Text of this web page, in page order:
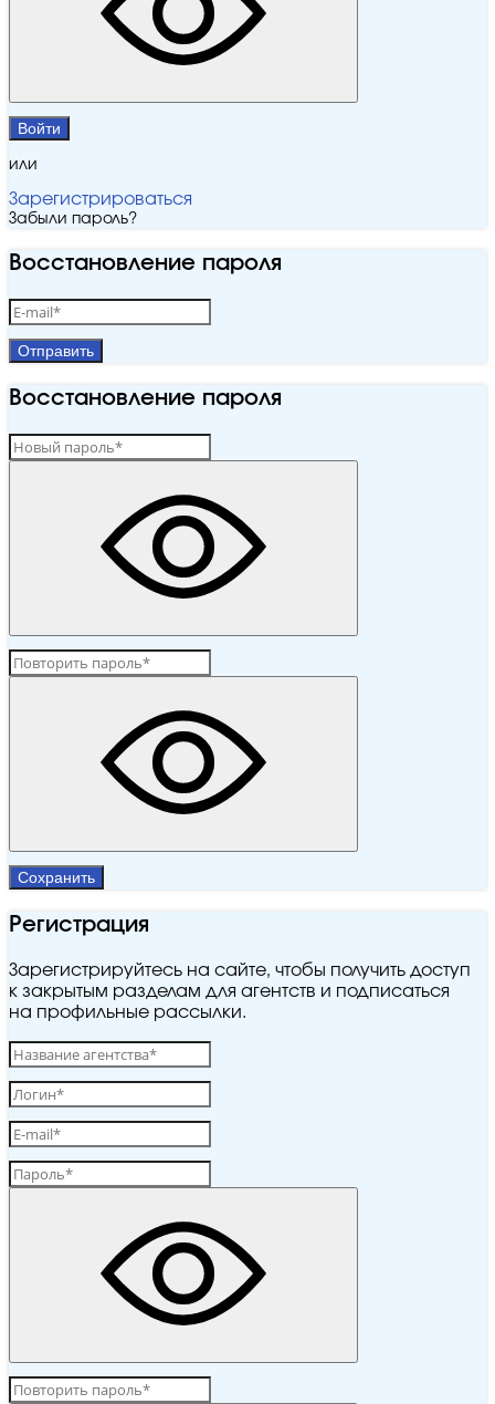
Войти
или
Зарегистрироваться
Забыли пароль?
Восстановление пароля
Отправить
Восстановление пароля
Сохранить
Регистрация
Зарегистрируйтесь на сайте, чтобы получить доступ
к закрытым разделам для агентств и подписаться
на профильные рассылки.